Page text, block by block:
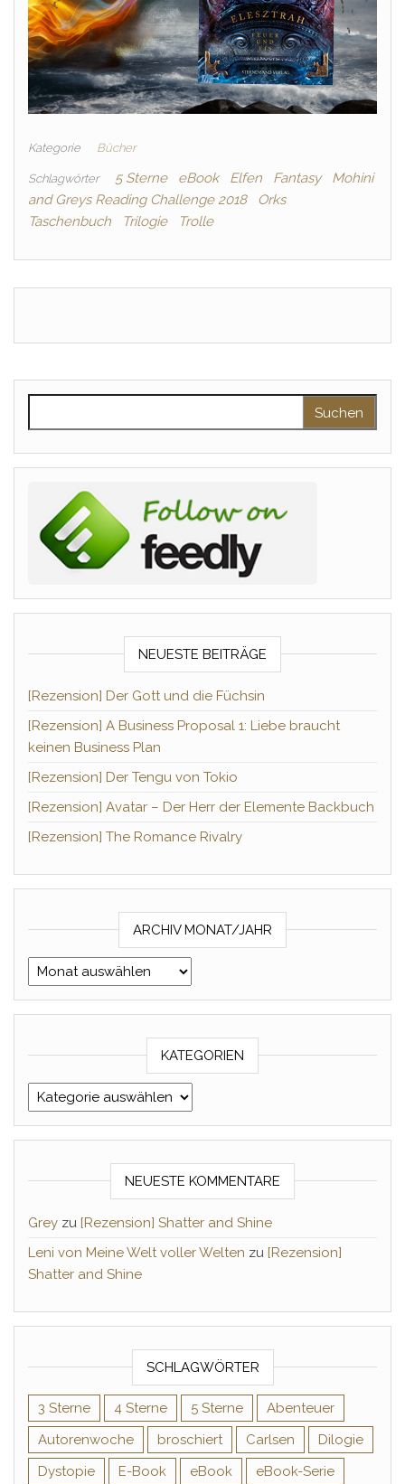
Kategorie Bücher
Schlagwörter 5 Sterne eBook Elfen Fantasy
Mohini
and Greys Reading Challenge 2018
Orks
Taschenbuch
Trilogie Trolle
NEUESTE BEITRÄGE
[Rezension] Der Gott und die Füchsin
[Rezension] A Business Proposal 1: Liebe braucht
keinen Business Plan
[Rezension] Der Tengu von Tokio
[Rezension] Avatar – Der Herr der Elemente Backbuch
[Rezension] The Romance Rivalry
ARCHIV MONAT/JAHR
Archiv Monat/Jahr
KATEGORIEN
Kategorien
NEUESTE KOMMENTARE
Grey zu [Rezension] Shatter and Shine
Leni von Meine Welt voller Welten zu [Rezension]
Shatter and Shine
SCHLAGWÖRTER
3 Sterne 4 Sterne 5 Sterne
Abenteuer
Autorenwoche
broschiert Carlsen
Dilogie
Dystopie
E-Book eBook
eBook-Serie